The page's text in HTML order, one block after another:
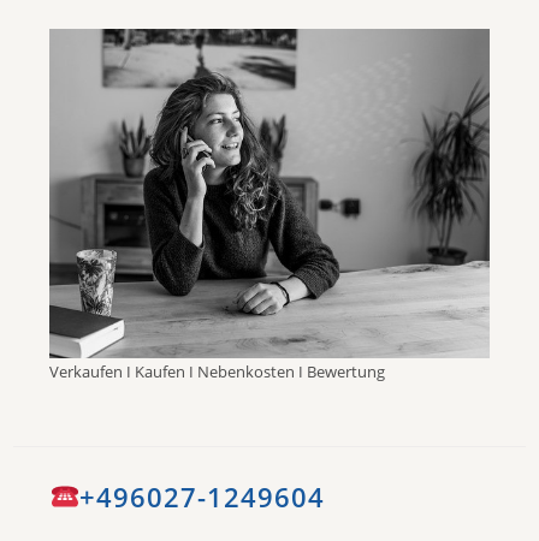
Verkaufen I Kaufen I Nebenkosten I Bewertung
+496027-1249604